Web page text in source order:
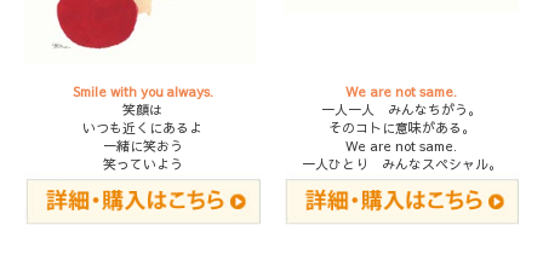
Smile with you always.
We are not same.
笑顔は
いつも近くにあるよ
一緒に笑おう
笑っていよう
一人一人 みんなちがう。
そのコトに意味がある。
We are not same.
一人ひとり みんなスペシャル。